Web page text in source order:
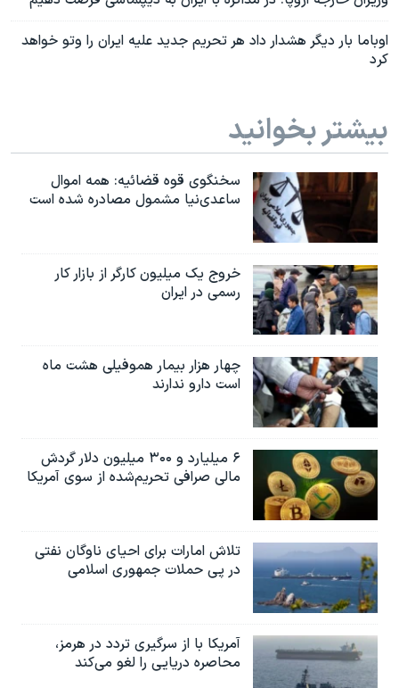
اوباما بار دیگر هشدار داد هر تحریم جدید علیه ایران را وتو خواهد
کرد
بیشتر بخوانید
سخنگوی قوه قضائیه: همه اموال
ساعدی‌نیا مشمول مصادره شده است
خروج یک میلیون کارگر از بازار کار
رسمی در ایران
چهار هزار بیمار هموفیلی هشت ماه
است دارو ندارند
۶ میلیارد و ۳۰۰ میلیون دلار گردش
مالی صرافی تحریم‌شده از سوی آمریکا
تلاش امارات برای احیای ناوگان نفتی
در پی حملات جمهوری اسلامی
آمریکا با از سرگیری تردد در هرمز،
محاصره دریایی را لغو می‌کند